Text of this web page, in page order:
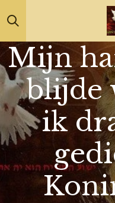
Ga
direct
naar
de
hoofdinhoud
Mijn
blijde
ik